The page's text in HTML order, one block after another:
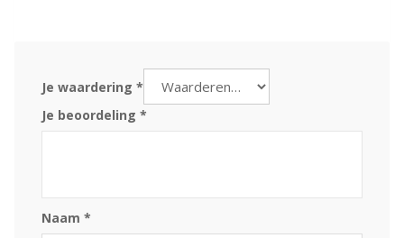
Je waardering *
Je beoordeling *
Naam *